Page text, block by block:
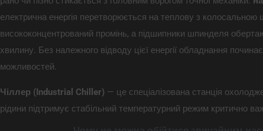
електрична енергія перетворюється на теплову з колосальною
висококонцентрований промінь, а підшипники шпинделя
хвилину. Без належного відводу цієї енергії обладнання
можливостей.
Чіллер (Industrial Chiller) — це спеціалізована станція
рідини підтримує стабільний температурний режим критично